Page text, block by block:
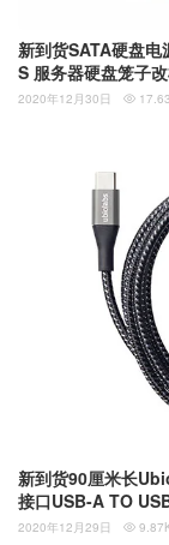
新到货SATA硬盘
S 服务器硬盘笼子
2020年12月30日 
新到货90厘米长
接口USB-A TO
2020年12月29日 